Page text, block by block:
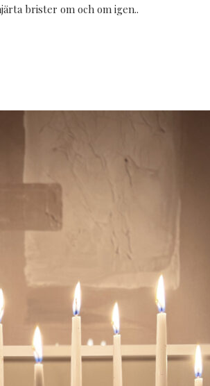
brister om och om igen..